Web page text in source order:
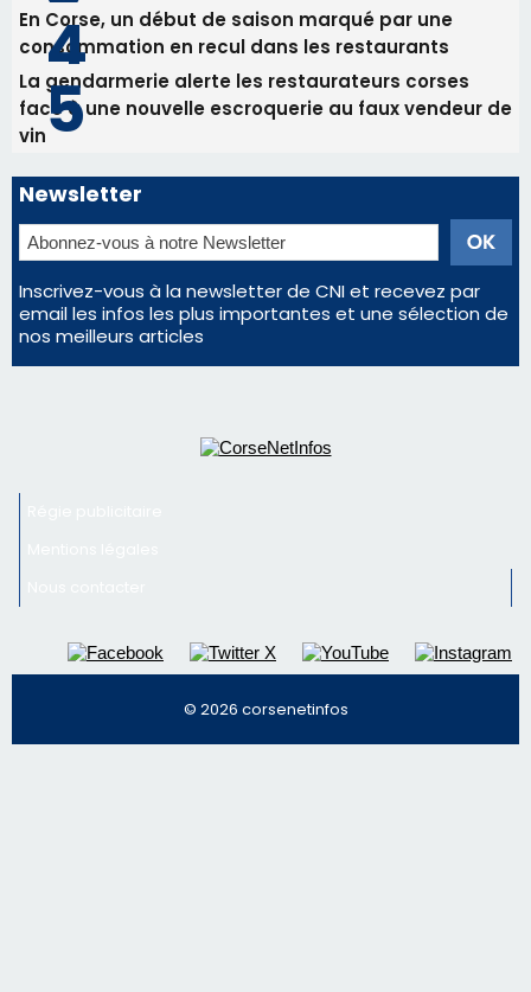
Inscrivez-vous à la newsletter de CNI et recevez par
email les infos les plus importantes et une sélection de
nos meilleurs articles
Régie publicitaire
Nous contacter
© 2026 corsenetinfos